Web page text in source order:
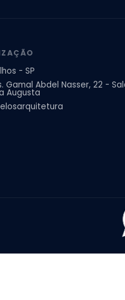
- SP
Gamal Abdel Nasser, 22 -
Augusta